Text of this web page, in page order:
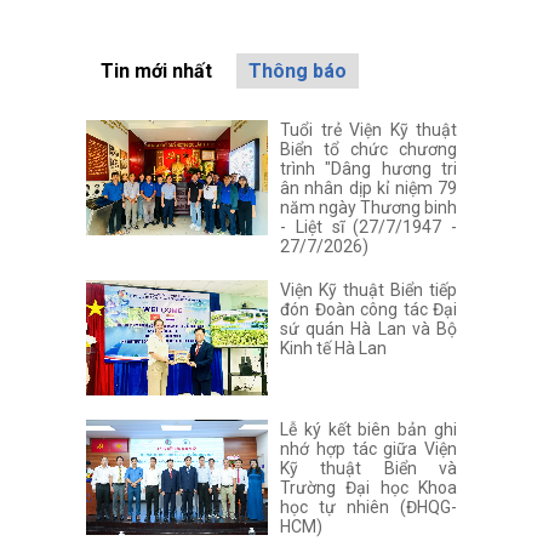
Tin mới nhất Thông báo
Tuổi trẻ Viện Kỹ thuật
Biển tổ chức chương
trình "Dâng hương tri
ân nhân dịp kỉ niệm 79
năm ngày Thương binh
- Liệt sĩ (27/7/1947 -
27/7/2026)
Viện Kỹ thuật Biển tiếp
đón Đoàn công tác Đại
sứ quán Hà Lan và Bộ
Kinh tế Hà Lan
Lễ ký kết biên bản ghi
nhớ hợp tác giữa Viện
Kỹ thuật Biển và
Trường Đại học Khoa
học tự nhiên (ĐHQG-
HCM)